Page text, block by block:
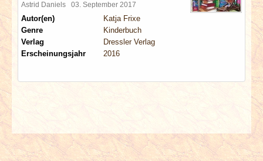
Astrid Daniels 03. September 2017
Autor(en)
Katja Frixe
Genre
Kinderbuch
Verlag
Dressler Verlag
Erscheinungsjahr
2016